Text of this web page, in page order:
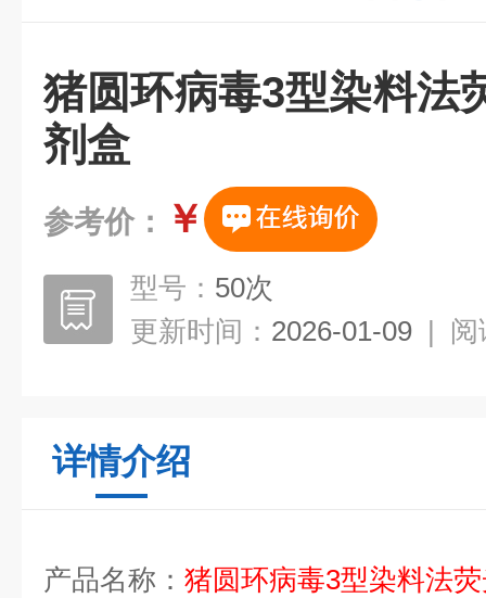
猪圆环病毒3型染料法
剂盒
参考价： ￥
型号： 50次
更新时间： 2026-01-09 | 阅
详情介绍
产品名称： 猪圆环病毒3型染料法